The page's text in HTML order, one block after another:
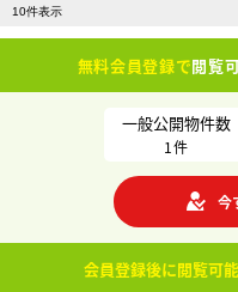
無料会員登録で閲覧
一般公開物件数
1件
今
会員登録後に閲覧可